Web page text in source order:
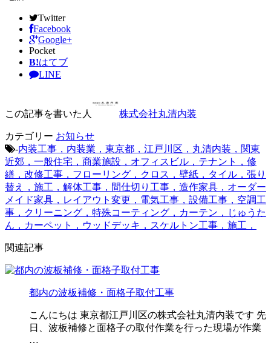
Twitter
Facebook
Google+
Pocket
B!はてブ
LINE
この記事を書いた人 株式会社丸清内装
カテゴリー お知らせ
-内装工事，内装業，東京都，江戸川区，丸清内装，関東
近郊，一般住宅，商業施設，オフィスビル，テナント，修
繕，改修工事，フローリング，クロス，壁紙，タイル，張り
替え，施工，解体工事，間仕切り工事，造作家具，オーダー
メイド家具，レイアウト変更，電気工事，設備工事，空調工
事，クリーニング，特殊コーティング，カーテン，じゅうた
ん，カーペット，ウッドデッキ，スケルトン工事，施工，
関連記事
都内の波板補修・面格子取付工事
こんにちは 東京都江戸川区の株式会社丸清内装です 先
日、波板補修と面格子の取付作業を行った現場が作業
…